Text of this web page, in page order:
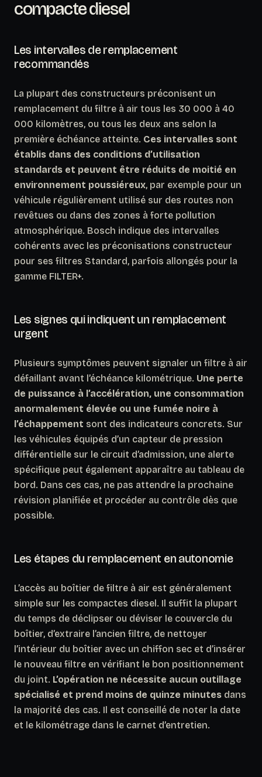
compacte diesel
Les intervalles de remplacement
recommandés
La plupart des constructeurs préconisent un
remplacement du filtre à air tous les 30 000 à 40
000 kilomètres, ou tous les deux ans selon la
première échéance atteinte. Ces intervalles sont
établis dans des conditions d’utilisation
standards et peuvent être réduits de moitié en
environnement poussiéreux, par exemple pour un
véhicule régulièrement utilisé sur des routes non
revêtues ou dans des zones à forte pollution
atmosphérique. Bosch indique des intervalles
cohérents avec les préconisations constructeur
pour ses filtres Standard, parfois allongés pour la
gamme FILTER+.
Les signes qui indiquent un remplacement
urgent
Plusieurs symptômes peuvent signaler un filtre à air
défaillant avant l’échéance kilométrique. Une perte
de puissance à l’accélération, une consommation
anormalement élevée ou une fumée noire à
l’échappement sont des indicateurs concrets. Sur
les véhicules équipés d’un capteur de pression
différentielle sur le circuit d’admission, une alerte
spécifique peut également apparaître au tableau de
bord. Dans ces cas, ne pas attendre la prochaine
révision planifiée et procéder au contrôle dès que
possible.
Les étapes du remplacement en autonomie
L’accès au boîtier de filtre à air est généralement
simple sur les compactes diesel. Il suffit la plupart
du temps de déclipser ou déviser le couvercle du
boîtier, d’extraire l’ancien filtre, de nettoyer
l’intérieur du boîtier avec un chiffon sec et d’insérer
le nouveau filtre en vérifiant le bon positionnement
du joint. L’opération ne nécessite aucun outillage
spécialisé et prend moins de quinze minutes dans
la majorité des cas. Il est conseillé de noter la date
et le kilométrage dans le carnet d’entretien.